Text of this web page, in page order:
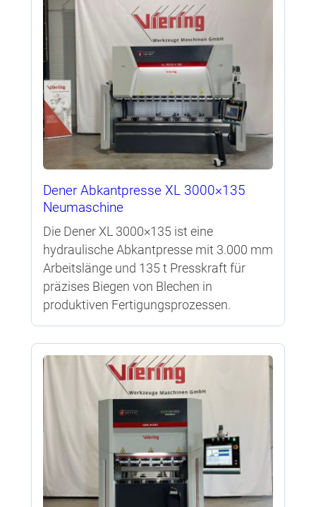
Dener Abkantpresse XL 3000×135
Neumaschine
Die Dener XL 3000×135 ist eine
hydraulische Abkantpresse mit 3.000 mm
Arbeitslänge und 135 t Presskraft für
präzises Biegen von Blechen in
produktiven Fertigungsprozessen.